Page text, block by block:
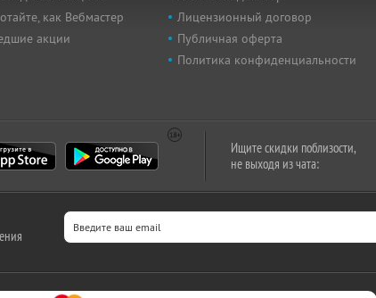
как Вебмастер
акции
Лицензионный договор
Публичная оферта
Политика конфиденциальности
Ищите скидки поблизости,
не выходя из чата: